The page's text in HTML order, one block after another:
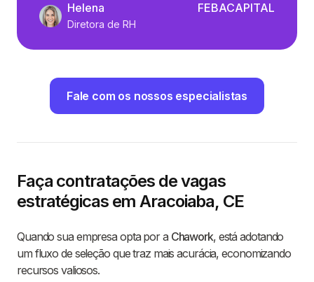
Helena
Diretora de RH
FEBACAPITAL
Fale com os nossos especialistas
Faça contratações de vagas
estratégicas em Aracoiaba, CE
Quando sua empresa opta por a Chawork, está adotando
um fluxo de seleção que traz mais acurácia, economizando
recursos valiosos.